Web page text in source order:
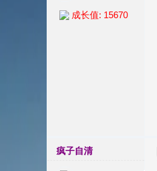
成长值: 15670
疯子自清